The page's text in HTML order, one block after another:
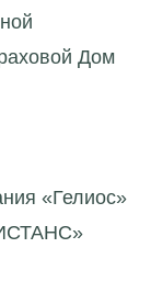
Дом
«Гелиос»